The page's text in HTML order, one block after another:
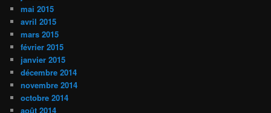
mai 2015
avril 2015
mars 2015
février 2015
janvier 2015
décembre 2014
novembre 2014
octobre 2014
août 2014